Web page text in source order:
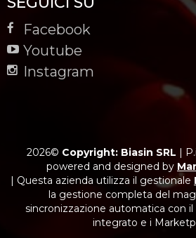
Facebook
Youtube
Instagram
2026© Copyright: Biasin SRL |
powered and designed by
| Questa azienda utilizza il gestionale
la gestione completa del
sincronizzazione automatica con
integrato e i